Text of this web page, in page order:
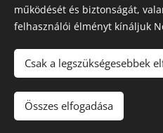
2019-2024
működését és biztonságát,
felhasználói élményt kínáljuk
Csak a legszükségesebbek
Összes elfogadása